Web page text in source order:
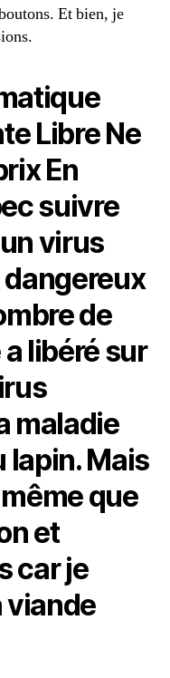
Et bien, je
Libre Ne
En
suivre
virus
de
a libéré sur
maladie
lapin. Mais
que
et
car je
viande